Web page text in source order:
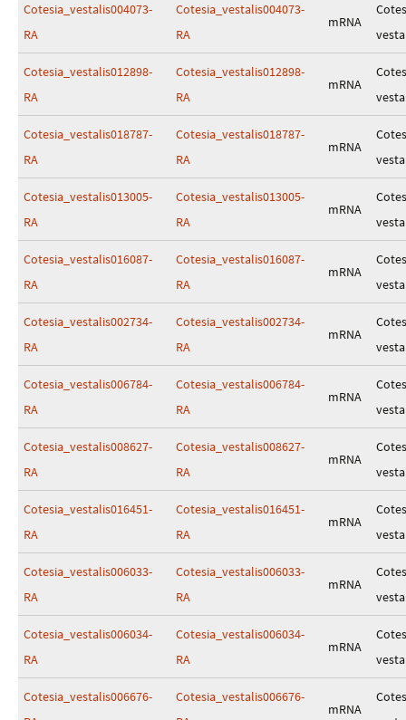
Cotesia_vestalis004073-
RA
Cotesia_vestalis004073-
RA
mRNA
Cotesia_vestalis012898-
RA
Cotesia_vestalis012898-
RA
mRNA
Cotesia_vestalis018787-
RA
Cotesia_vestalis018787-
RA
mRNA
Cotesia_vestalis013005-
RA
Cotesia_vestalis013005-
RA
mRNA
Cotesia_vestalis016087-
RA
Cotesia_vestalis016087-
RA
mRNA
Cotesia_vestalis002734-
RA
Cotesia_vestalis002734-
RA
mRNA
Cotesia_vestalis006784-
RA
Cotesia_vestalis006784-
RA
mRNA
Cotesia_vestalis008627-
RA
Cotesia_vestalis008627-
RA
mRNA
Cotesia_vestalis016451-
RA
Cotesia_vestalis016451-
RA
mRNA
Cotesia_vestalis006033-
RA
Cotesia_vestalis006033-
RA
mRNA
Cotesia_vestalis006034-
RA
Cotesia_vestalis006034-
RA
mRNA
Cotesia_vestalis006676-
Cotesia_vestalis006676-
mRNA